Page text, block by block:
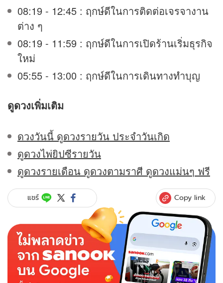
08:19 - 12:45 : ฤกษ์ดีในการติดต่อเจรจางาน
ต่าง ๆ
08:19 - 11:59 : ฤกษ์ดีในการเปิดร้านเริ่มธุรกิจ
ใหม่
05:55 - 13:00 : ฤกษ์ดีในการเดินทางทำบุญ
ดูดวงเพิ่มเติม
ดวงวันนี้ ดูดวงรายวัน ประจำวันเกิด
ดูดวงไพ่ยิปซีรายวัน
ดูดวงรายเดือน ดูดวงตามราศี ดูดวงแม่นๆ ฟรี
แชร์ Copy link